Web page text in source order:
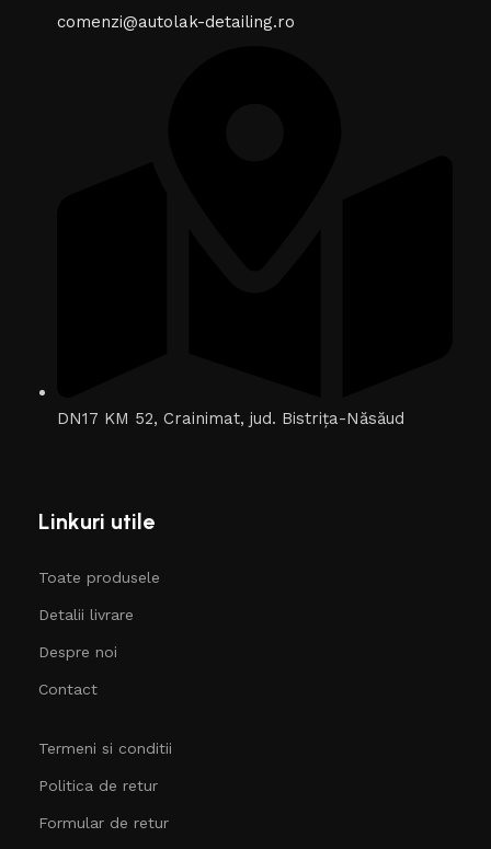
comenzi@autolak-detailing.ro
DN17 KM 52, Crainimat, jud. Bistrița-Năsăud
Linkuri utile
Toate produsele
Detalii livrare
Despre noi
Contact
Termeni si conditii
Politica de retur
Formular de retur